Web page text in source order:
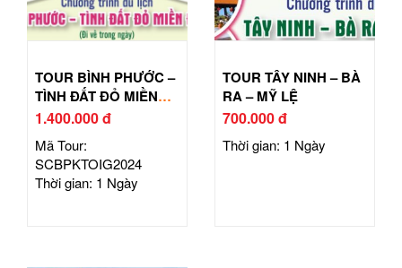
TOUR BÌNH PHƯỚC –
TÌNH ĐẤT ĐỎ MIỀN
ĐÔNG
1.400.000 đ
Mã Tour:
SCBPKTOIG2024
Thời gian: 1 Ngày
TOUR TÂY NINH – BÀ
RA – MỸ LỆ
700.000 đ
Thời gian: 1 Ngày